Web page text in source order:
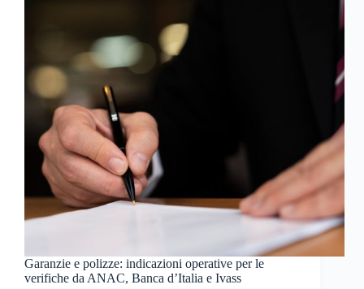
Garanzie e polizze: indicazioni operative per le
verifiche da ANAC, Banca d’Italia e Ivass